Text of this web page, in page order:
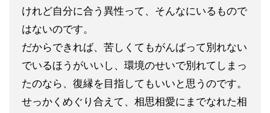
けれど自分に合う異性って、そんなにいるもので
はないのです。
だからできれば、苦しくてもがんばって別 れない
でいるほうがいいし、環境のせいで別れてしまっ
たのなら、復縁を目指してもいいと思うのです。
せっかくめぐり合えて、相思相愛にまでなれた相